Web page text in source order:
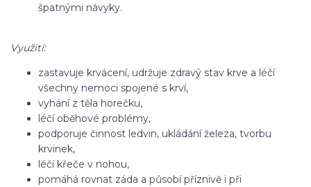
špatnými návyky.
Využití:
zastavuje krvácení, udržuje zdravý stav krve a léčí
všechny nemoci spojené s krví,
vyhání z těla horečku,
léčí oběhové problémy,
podporuje činnost ledvin, ukládání železa, tvorbu
krvinek,
léčí křeče v nohou,
pomáhá rovnat záda a působí příznivě i při